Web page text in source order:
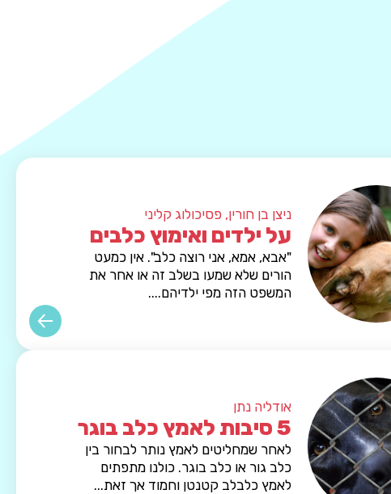
ניצן בן חורין, פסיכולוג קליני
על ילדים ואימוץ כלבים
"אבא, אמא, אני רוצה כלב". אין כמעט
הורים שלא שמעו בשלב זה או אחר את
המשפט הזה מפי ילדיהם....
אודליה נתן
5 סיבות לאמץ כלב בוגר
לאחר שמחליטים לאמץ נותר לבחור בין
כלב גור או כלב בוגר. כולנו מתפתים
לאמץ כלבלב קטנטן וחמוד אך זאת...